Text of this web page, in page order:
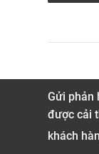
Gửi phản
được cải
khách